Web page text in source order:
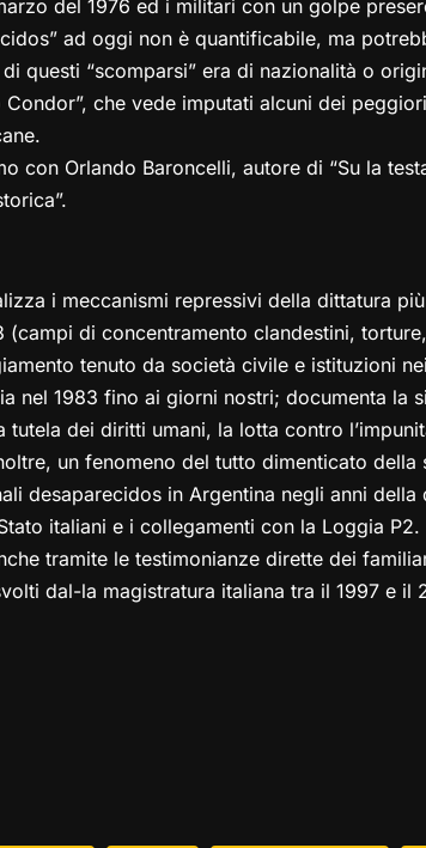
del 1976 ed i militari con un golpe
ad oggi non è quantificabile, ma
questi “scomparsi” era di nazionalità o
Condor”, che vede imputati alcuni dei
con Orlando Baroncelli, autore di “Su la
i meccanismi repressivi della dittatura
(campi di concentramento clandestini,
tenuto da società civile e istituzioni
nel 1983 fino ai giorni nostri; documenta la
tutela dei diritti umani, la lotta contro
un fenomeno del tutto dimenticato
desaparecidos in Argentina negli anni
italiani e i collegamenti con la Loggia
tramite le testimonianze dirette dei
dal-la magistratura italiana tra il 1997 e il